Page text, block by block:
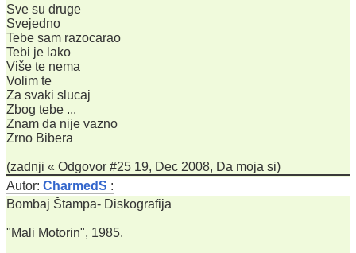
Sve su druge
Svejedno
Tebe sam razocarao
Tebi je lako
Više te nema
Volim te
Za svaki slucaj
Zbog tebe ...
Znam da nije vazno
Zrno Bibera
(zadnji « Odgovor #25 19, Dec 2008, Da moja si)
Autor: CharmedS :
Bombaj Štampa- Diskografija
"Mali Motorin", 1985.